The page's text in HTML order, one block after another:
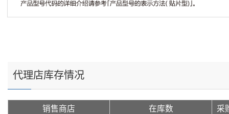
代理店库存情况
销售商店 在库数
采